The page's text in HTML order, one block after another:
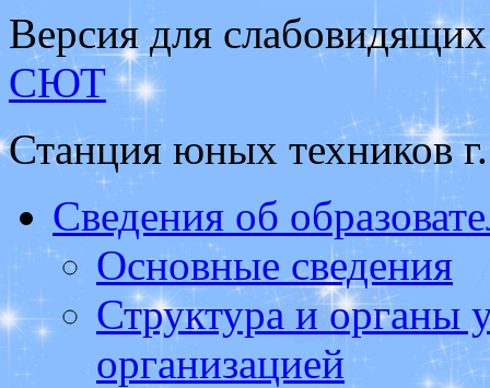
Версия для слабовидящих
СЮТ
Станция юных техников
Сведения об
Основные сведения
Структура и органы
организацией